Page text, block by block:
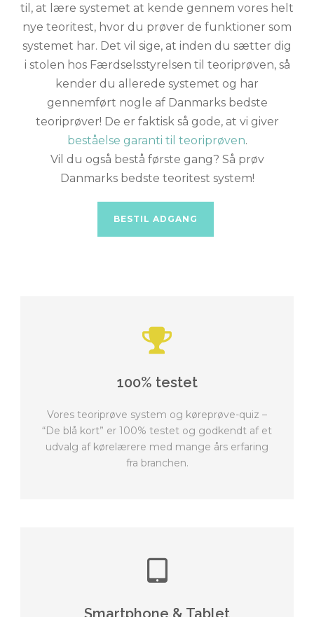
til, at lære systemet at kende gennem vores helt
nye teoritest, hvor du prøver de funktioner som
systemet har. Det vil sige, at inden du sætter dig
i stolen hos Færdselsstyrelsen til teoriprøven, så
kender du allerede systemet og har
gennemført nogle af Danmarks bedste
teoriprøver! De er faktisk så gode, at vi giver
beståelse garanti til teoriprøven.
Vil du også bestå første gang? Så prøv
Danmarks bedste teoritest system!
BESTIL ADGANG
100% testet
Vores teoriprøve system og køreprøve-quiz –
“De blå kort” er 100% testet og godkendt af et
udvalg af kørelærere med mange års erfaring
fra branchen.
Smartphone & Tablet